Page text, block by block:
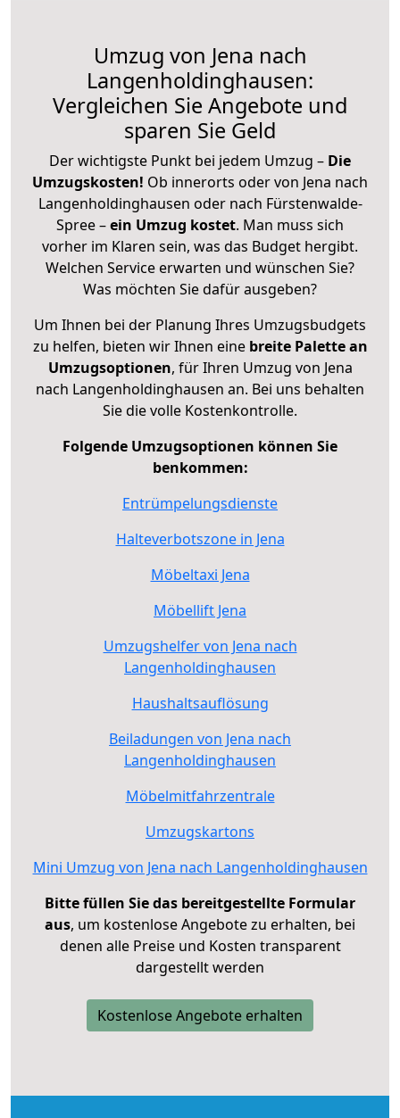
Umzug von Jena nach
Langenholdinghausen:
Vergleichen Sie Angebote und
sparen Sie Geld
Der wichtigste Punkt bei jedem Umzug – Die
Umzugskosten! Ob innerorts oder von Jena nach
Langenholdinghausen oder nach Fürstenwalde-
Spree –ein Umzug kostet. Man muss sich
vorher im Klaren sein, was das Budget hergibt.
Welchen Service erwarten und wünschen Sie?
Was möchten Sie dafür ausgeben?
Um Ihnen bei der Planung Ihres Umzugsbudgets
zu helfen, bieten wir Ihnen eine breite Palette an
Umzugsoptionen, für Ihren Umzug von Jena
nach Langenholdinghausen an. Bei uns behalten
Sie die volle Kostenkontrolle.
Folgende Umzugsoptionen können Sie
benkommen:
Entrümpelungsdienste
Halteverbotszone in Jena
Möbeltaxi Jena
Möbellift Jena
Umzugshelfer von Jena nach
Langenholdinghausen
Haushaltsauflösung
Beiladungen von Jena nach
Langenholdinghausen
Möbelmitfahrzentrale
Umzugskartons
Mini Umzug von Jena nach Langenholdinghausen
Bitte füllen Sie das bereitgestellte Formular
aus, um kostenlose Angebote zu erhalten, bei
denen alle Preise und Kosten transparent
dargestellt werden
Kostenlose Angebote erhalten